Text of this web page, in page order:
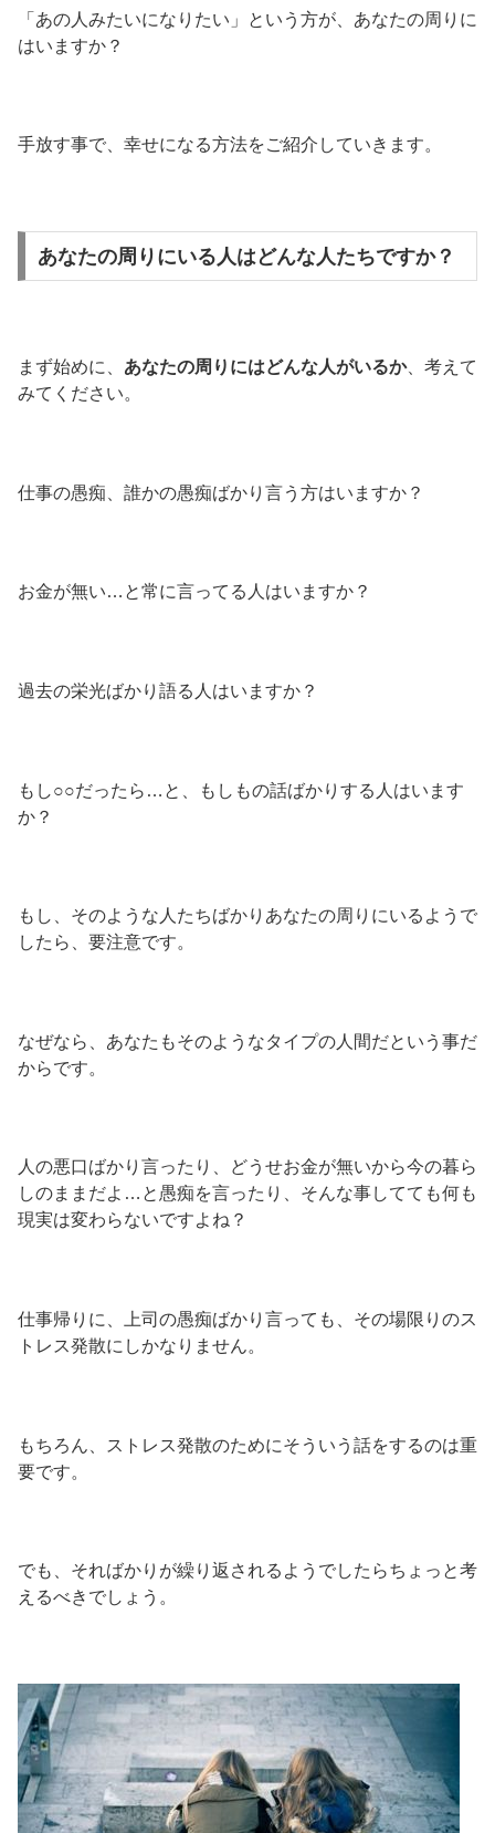
「あの人みたいになりたい」という方が、あなたの周りに
はいますか？
手放す事で、幸せになる方法をご紹介していきます。
あなたの周りにいる人はどんな人たちですか？
まず始めに、 あなたの周りにはどんな人がいるか、考えて
みてください。
仕事の愚痴、誰かの愚痴ばかり言う方はいますか？
お金が無い…と常に言ってる人はいますか？
過去の栄光ばかり語る人はいますか？
もし○○だったら…と、もしもの話ばかりする人はいます
か？
もし、そのような人たちばかりあなたの周りにいるようで
したら、要注意です。
なぜなら、あなたもそのようなタイプの人間だという事だ
からです。
人の悪口ばかり言ったり、どうせお金が無いから今の暮ら
しのままだよ…と愚痴を言ったり、そんな事してても何も
現実は変わらないですよね？
仕事帰りに、上司の愚痴ばかり言っても、その場限りのス
トレス発散にしかなりません。
もちろん、ストレス発散のためにそういう話をするのは重
要です。
でも、そればかりが繰り返されるようでしたらちょっと考
えるべきでしょう。